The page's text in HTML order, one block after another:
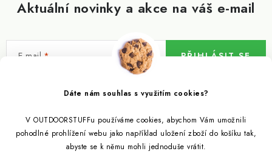
Dáte nám souhlas s využitím cookies?
V OUTDOORSTUFFu používáme cookies, abychom Vám umožnili
pohodlné prohlížení webu jako například uložení zboží do košíku tak,
abyste se k němu mohli jednoduše vrátit.
Aktuální novinky a akce na váš e-mail
E-mail
Vložením e-mailu souhlasíte spodmínkami ochrany osobních údajů
PŘIHLÁSIT SE
Informace pro vás